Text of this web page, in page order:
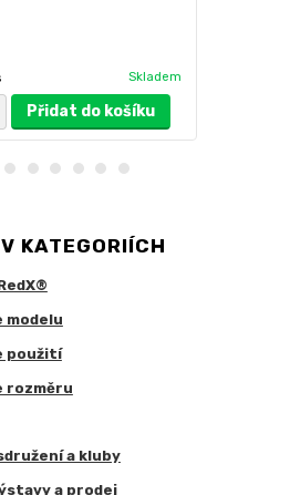
Skladem
Přidat do košíku
KATEGORIÍCH
modelu
použití
rozměru
a kluby
a prodej